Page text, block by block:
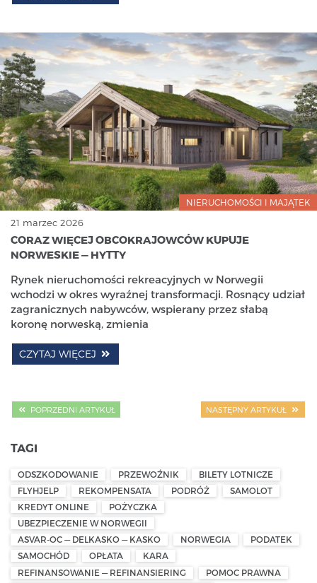
NIERUCHOMOŚCI I MAJĄTEK
21 marzec 2026
CORAZ WIĘCEJ OBCOKRAJOWCÓW KUPUJE
NORWESKIE — HYTTY
Rynek nieruchomości rekreacyjnych w Norwegii
wchodzi w okres wyraźnej transformacji. Rosnący udział
zagranicznych nabywców, wspierany przez słabą
koronę norweską, zmienia
CZYTAJ WIĘCEJ
POPRZEDNI ARTYKUŁ NASTĘPNY ARTYKUŁ
TAGI
ODSZKODOWANIE PRZEWOŹNIK
BILETY LOTNICZE
FLYHJELP
REKOMPENSATA PODRÓŻ
SAMOLOT
KREDYT ONLINE
POŻYCZKA
UBEZPIECZENIE W NORWEGII
ASVAR-OC — DELKASKO — KASKO
NORWEGIA
PODATEK
SAMOCHÓD
OPŁATA
KARA
REFINANSOWANIE — REFINANSIERING
POMOC PRAWNA